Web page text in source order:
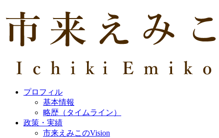
プロフィル
基本情報
略歴（タイムライン）
政策・実績
市来えみこのVision